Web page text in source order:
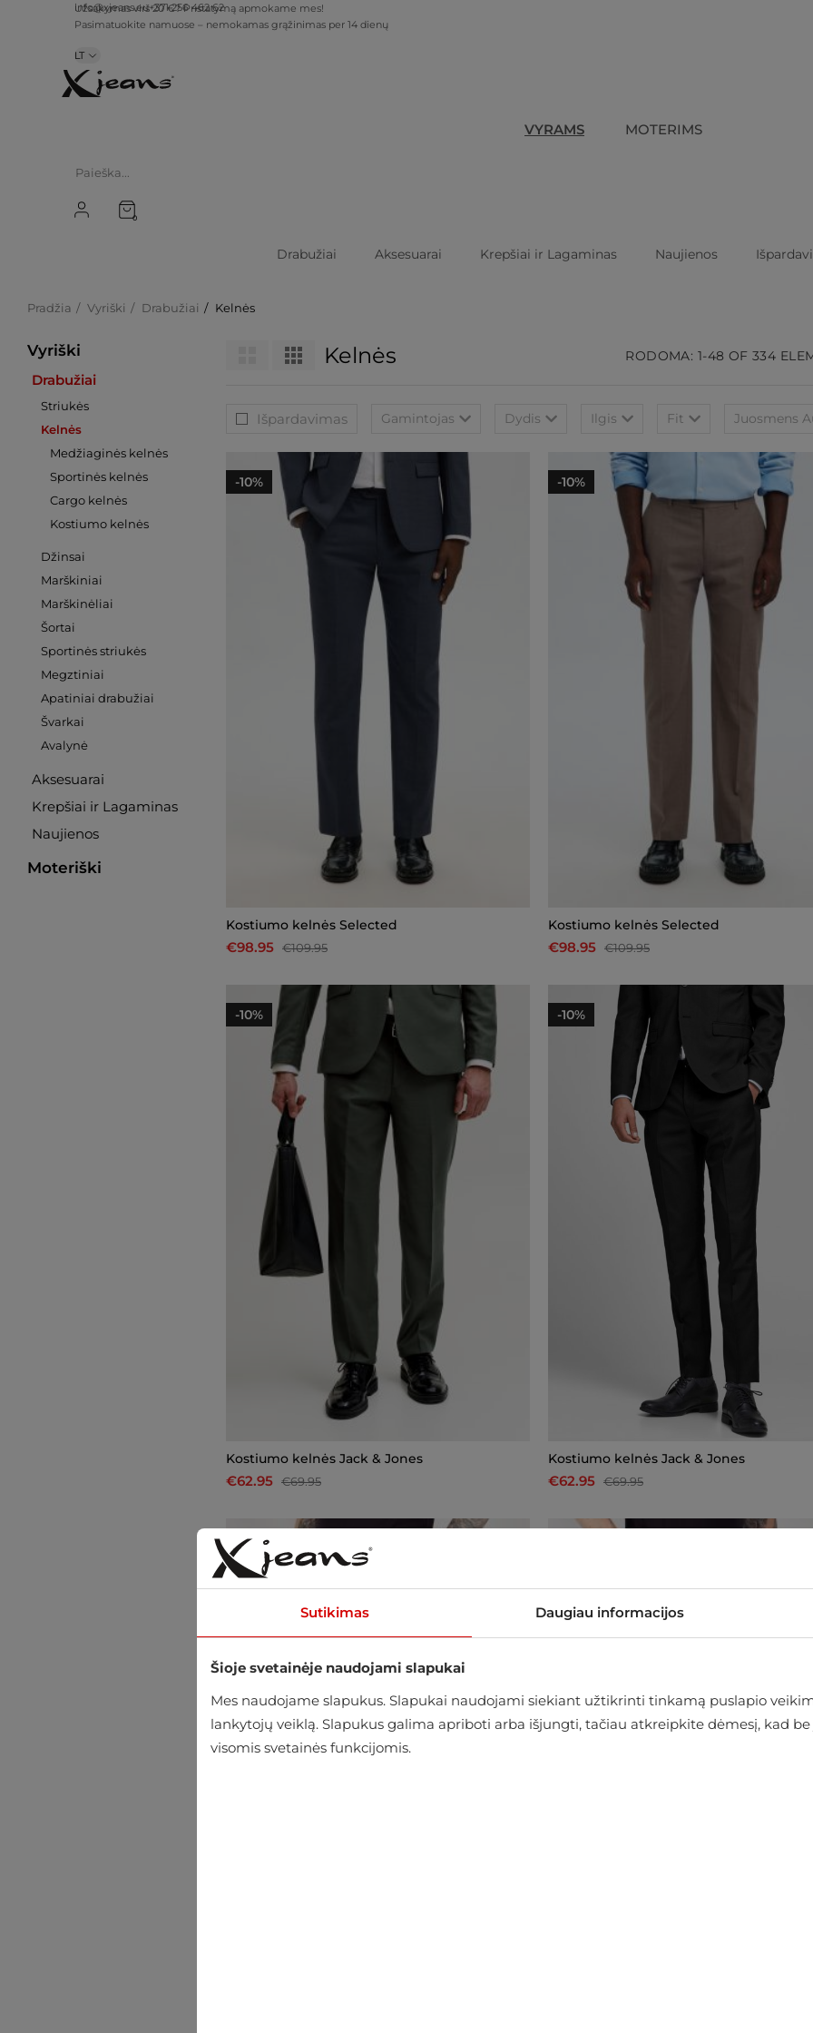
info@xjeans.eu+371 256 462 62
Užsakymas virš 20 €? Pristatymą apmokame mes!
LT
VYRAMS MOTERIMS
0
Drabužiai Aksesuarai Krepšiai ir Lagaminas Naujienos
Pradžia Vyriški Drabužiai Kelnės
Vyriški
Drabužiai
Striukės
Kelnės
Medžiaginės kelnės
Sportinės kelnės
Cargo kelnės
Kostiumo kelnės
Džinsai
Marškiniai
Marškinėliai
Šortai
Sportinės striukės
Megztiniai
Apatiniai drabužiai
Švarkai
Avalynė
Aksesuarai
Krepšiai ir Lagaminas
Naujienos
Moteriški
Kelnės RODOMA: 1-48 OF 334
Išpardavimas Gamintojas Dydis Ilgis Fit Juosmens
-10%
Kostiumo kelnės Selected
€98.95 €109.95
-10%
Kostiumo kelnės Selected
€98.95 €109.95
-10%
Kostiumo kelnės Jack & Jones
€62.95 €69.95
-10%
Kostiumo kelnės Jack & Jones
€62.95 €69.95
-10%
Sutikimas Daugiau informacijos
Šioje svetainėje naudojami slapukai
Mes naudojame slapukus. Slapukai naudojami siekiant užtikrinti tinkamą puslapio
lankytojų veiklą. Slapukus galima apriboti arba išjungti, tačiau atkreipkite dėmesį, kad
visomis svetainės funkcijomis.